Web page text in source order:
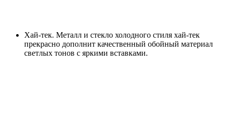
Хай-тек. Металл и стекло холодного стиля хай-тек
прекрасно дополнит качественный обойный материал
светлых тонов с яркими вставками.